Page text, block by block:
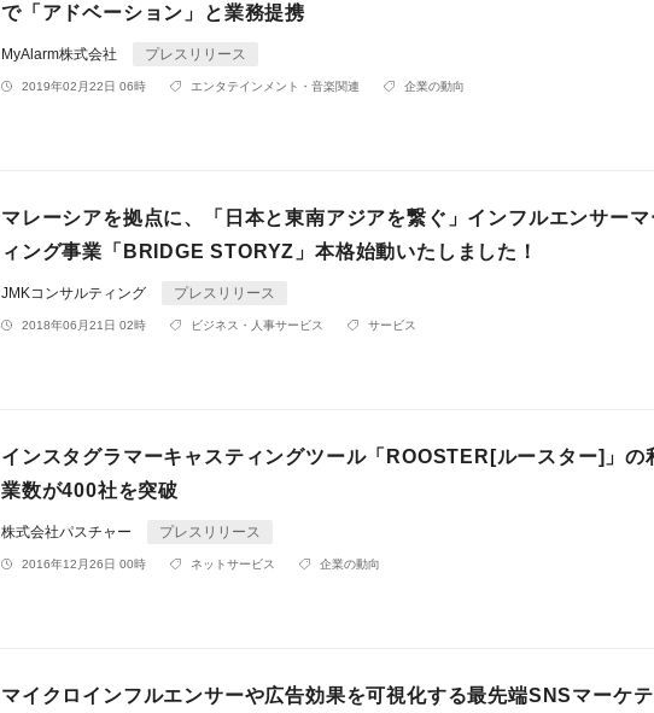
で「アドベーション」と業務提携
MyAlarm株式会社 プレスリリース
2019年02月22日 06時 エンタテインメント・音楽関連 企業の動向
マレーシアを拠点に、「日本と東南アジアを繋ぐ」インフルエンサーマ
ィング事業「BRIDGE STORYZ」本格始動いたしました！
JMKコンサルティング プレスリリース
2018年06月21日 02時 ビジネス・人事サービス サービス
インスタグラマーキャスティングツール「ROOSTER[ルースター]」の
業数が400社を突破
株式会社パスチャー プレスリリース
2016年12月26日 00時 ネットサービス 企業の動向
マイクロインフルエンサーや広告効果を可視化する最先端SNSマーケ